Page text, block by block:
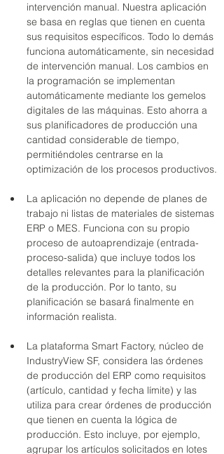
intervención manual. Nuestra aplicación
se basa en reglas que tienen en cuenta
sus requisitos específicos. Todo lo demás
funciona automáticamente, sin necesidad
de intervención manual. Los cambios en
la programación se implementan
automáticamente mediante los gemelos
digitales de las máquinas. Esto ahorra a
sus planificadores de producción una
cantidad considerable de tiempo,
permitiéndoles centrarse en la
optimización de los procesos productivos.
La aplicación no depende de planes de
trabajo ni listas de materiales de sistemas
ERP o MES. Funciona con su propio
proceso de autoaprendizaje (entrada-
proceso-salida) que incluye todos los
detalles relevantes para la planificación
de la producción. Por lo tanto, su
planificación se basará finalmente en
información realista.
La plataforma Smart Factory, núcleo de
IndustryView SF, considera las órdenes
de producción del ERP como requisitos
(artículo, cantidad y fecha límite) y las
utiliza para crear órdenes de producción
que tienen en cuenta la lógica de
producción. Esto incluye, por ejemplo,
agrupar los artículos solicitados en lotes